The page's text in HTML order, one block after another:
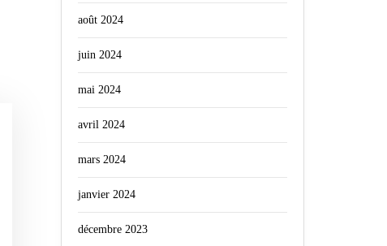
août 2024
juin 2024
mai 2024
avril 2024
mars 2024
janvier 2024
décembre 2023